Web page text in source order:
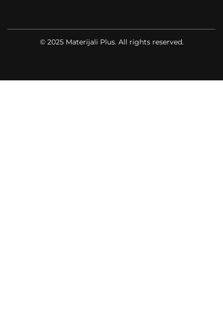
© 2025 Materijali Plus. All rights reserved.